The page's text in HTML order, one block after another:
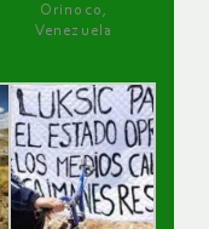
Orinoco,
Venezuela